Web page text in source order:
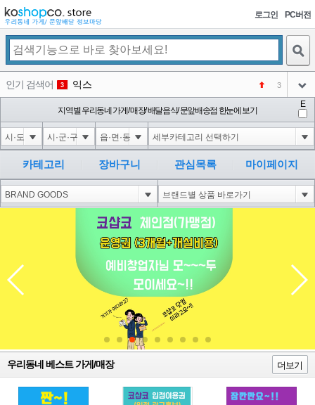
로그인 PC버전
인기 검색어 3 익스 3
4 은계타운
아이콘
5 미끄럼방지
아이콘
6 대성설렁탕
아이콘
-16
1 1
아이콘
-126
코샵
지역별 우리동네 가게/ 매장/ 배달음식/ 문앞배송점 한눈에 보기
E
카테고리 장바구니 관심목록 마이페이지
우리동네 베스트 가게/매장 더보기